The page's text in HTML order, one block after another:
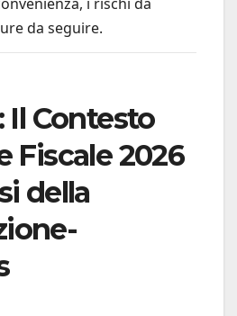
da seguire.
Il Contesto
Fiscale 2026
della